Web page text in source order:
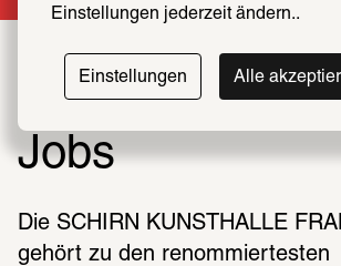
Einstellungen jederzeit ändern..
Einstellungen Alle
Jobs
Die SCHIRN KUNSTHALLE
gehört zu den renommiertesten